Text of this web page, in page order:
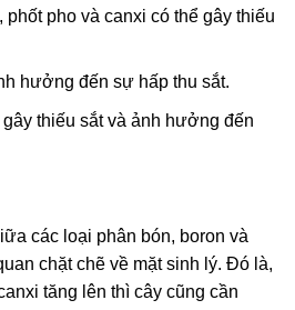
pho và canxi có thể gây thiếu
hưởng đến sự hấp thu sắt.
thiếu sắt và ảnh hưởng đến
các loại phân bón, boron và
chặt chẽ về mặt sinh lý. Đó là,
tăng lên thì cây cũng cần